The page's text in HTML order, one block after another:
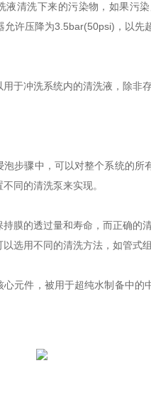
液清洗下来的污染物，如果污
允许压降为3.5bar(50psi)，以先
用于冲洗系统内的清洗液，除
泡步骤中，可以对整个系统的
同的清洗泵来实现。
持膜的透过量和寿命，而正确的
以选用不同的清洗方法，如管式
心元件，被用于超纯水制备中